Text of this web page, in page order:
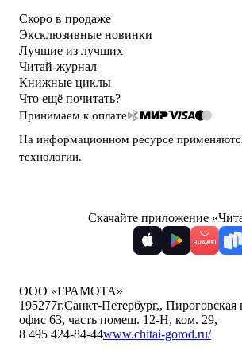
Скоро в продаже
Эксклюзивные новинки
Лучшие из лучших
Читай-журнал
Книжные циклы
Что ещё почитать?
Принимаем к оплате
На информационном ресурсе
технологии.
Скачайте приложение
ООО «ГРАМОТА»
195277г.Санкт-Петербург,, Пироговская
офис 63, часть помещ. 12-Н, ком. 29,
8 495 424-84-44www.chitai-gorod.ru/